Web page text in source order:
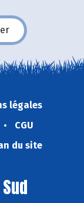
légales
CGU
du site